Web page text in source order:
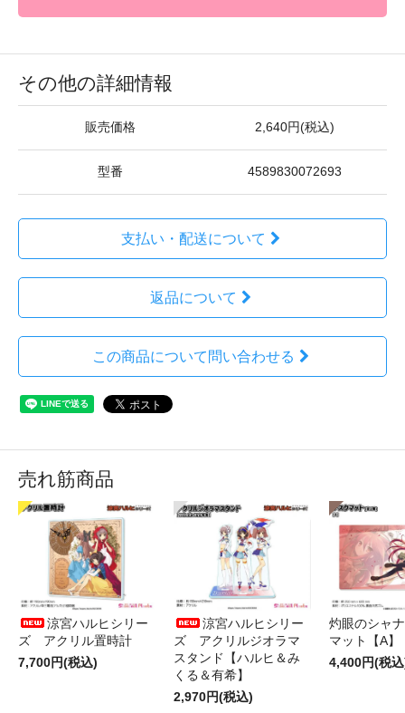
その他の詳細情報
販売価格 2,640円(税込)
型番 4589830072693
支払い・配送について
返品について
この商品について問い合わせる
売れ筋商品
涼宮ハルヒシリー
ズ アクリル置時計
7,700円(税込)
涼宮ハルヒシリー
ズ アクリルジオラマ
スタンド【ハルヒ＆み
くる＆有希】
2,970円(税込)
灼眼のシャ
マット【A】
4,400円(税